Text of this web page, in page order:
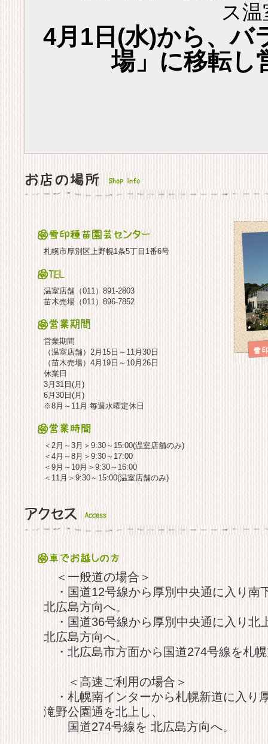
ス
4月1日(水)から、バ
場」に移転し
札幌市厚別区上野幌1条5丁目1番6号
温室店舗（011）891-2803
苗木売場（011）896-7852
営業期間
（温室店舗）2月15日～11月30日
（苗木売場）4月19日～10月26日
休業日
3月31日(月)
6月30日(月)
※8月～11月 毎週水曜定休日
＜2月～3月＞9:30～15:00(温室店舗のみ)
＜4月～8月＞9:30～17:00
＜9月～10月＞9:30～16:00
＜11月＞9:30～15:00(温室店舗のみ)
＜一般道の場合＞
・国道12号線から厚別中央通に入り南
北広島方向へ。
・国道36号線から厚別中央通に入り北
北広島方向へ。
・北広島市方面から国道274号線を札
＜高速ご利用の場合＞
・札幌南インターから札幌新道に入り
滝野公園通を北上し、
国道274号線を 北広島方向へ。